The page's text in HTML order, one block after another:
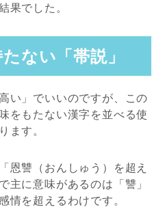
果でした。
ない「帯説」
い」でいいのですが、この
をもたない漢字を並べる使
ます。
恩讐（おんしゅう）を超え
主に意味があるのは「讐」
情を超えるわけです。